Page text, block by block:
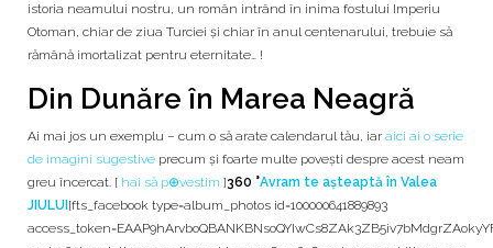
istoria neamului nostru, un român intrând în inima fostului Imperiu
Otoman, chiar de ziua Turciei și chiar în anul centenarului, trebuie să
rămână imortalizat pentru eternitate… !
Din Dunăre în Marea Neagră
Ai mai jos un exemplu – cum o să arate calendarul tău, iar aici ai o serie
de imagini sugestive precum și foarte multe povești despre acest neam
greu încercat. [ hai să p⊕vestim ]360 °Avram te așteaptă în Valea
JIULUI [fts_facebook type=album_photos id=100000641889893